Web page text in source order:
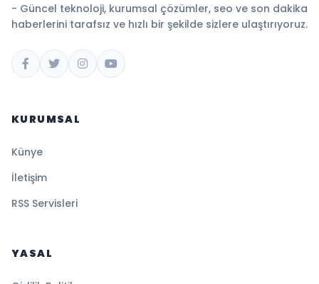
- Güncel teknoloji, kurumsal çözümler, seo ve son dakika
haberlerini tarafsız ve hızlı bir şekilde sizlere ulaştırıyoruz.
KURUMSAL
Künye
İletişim
RSS Servisleri
YASAL